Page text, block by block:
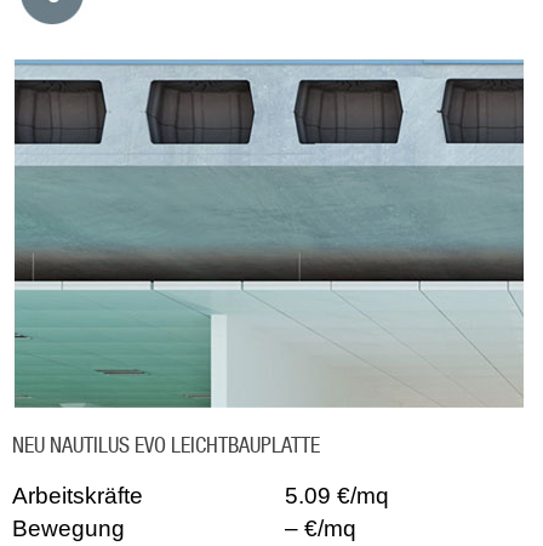
NEU NAUTILUS EVO LEICHTBAUPLATTE
Arbeitskräfte
5.09 €/mq
Bewegung
– €/mq